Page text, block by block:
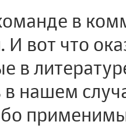
в
И вот что
в
в нашем